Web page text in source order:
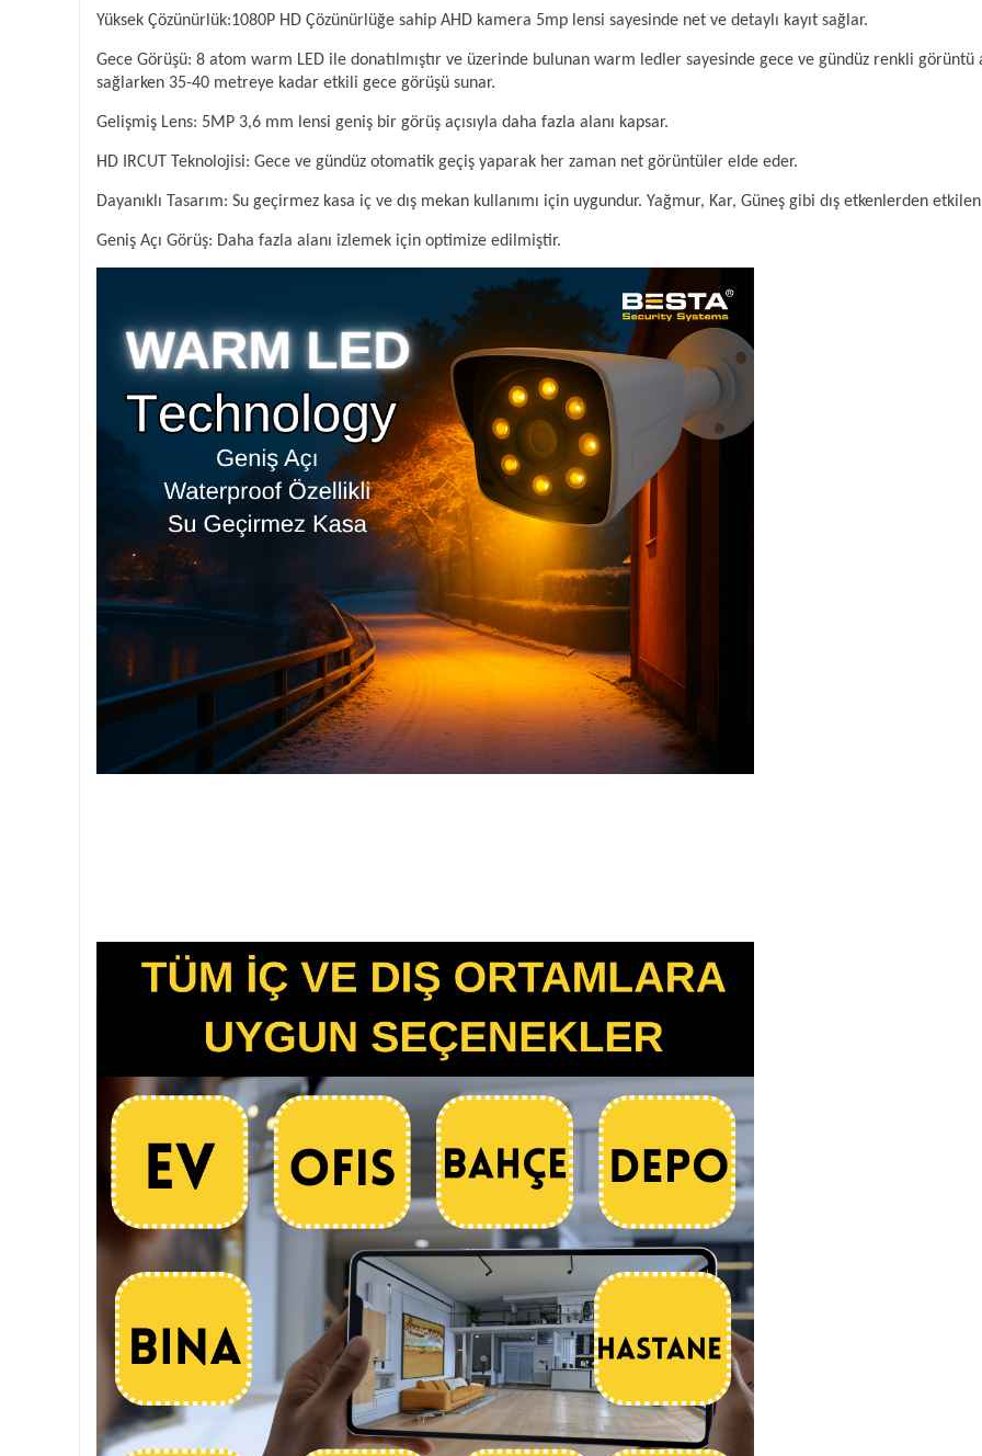
Yüksek Çözünürlük:1080P HD Çözünürlüğe sahip AHD kamera 5mp lensi sayesinde net ve detaylı kayıt sağlar.
Gece Görüşü: 8 atom warm LED ile donatılmıştır ve üzerinde bulunan warm ledler sayesinde gece ve gündüz renkli görüntü
sağlarken 35-40 metreye kadar etkili gece görüşü sunar.
Gelişmiş Lens: 5MP 3,6 mm lensi geniş bir görüş açısıyla daha fazla alanı kapsar.
HD IRCUT Teknolojisi: Gece ve gündüz otomatik geçiş yaparak her zaman net görüntüler elde eder.
Dayanıklı Tasarım: Su geçirmez kasa iç ve dış mekan kullanımı için uygundur. Yağmur, Kar, Güneş gibi dış etkenlerden
Geniş Açı Görüş: Daha fazla alanı izlemek için optimize edilmiştir.